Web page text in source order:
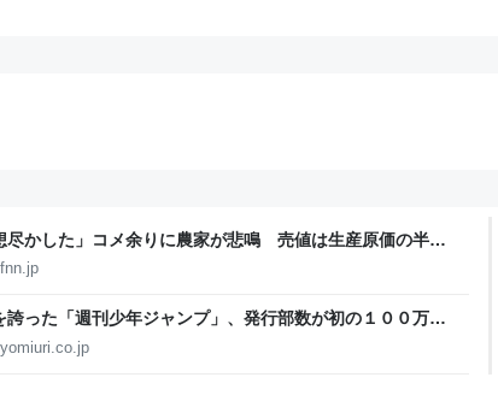
尽かした」コメ余りに農家が悲鳴 売値は生産原価の半分
代は高騰「今年でやめる」農家も｜FNNプライムオンラ
誇った「週刊少年ジャンプ」、発行部数が初の１００万部
「１００万部超」ゼロに